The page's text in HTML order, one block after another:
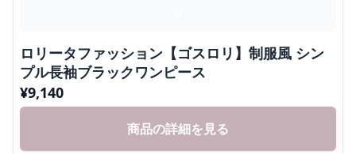
ロリータファッション【ゴスロリ】制服風 シン
プル長袖ブラックワンピース
¥9,140
商品の詳細を見る